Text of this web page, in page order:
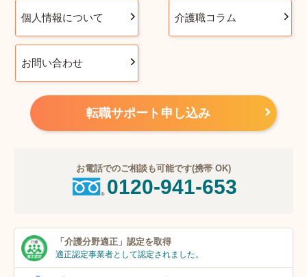
個人情報について 介護職コラム
お問い合わせ
転職サポート申し込み
お電話でのご相談も可能です(携帯 OK)
0120-941-653
「介護分野適正」 認定を取得
適正認定事業者として認定されました。